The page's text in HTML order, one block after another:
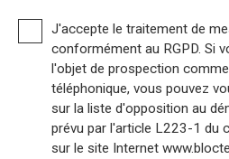
J'accepte le traitement de
conformément au RGPD. Si
l'objet de prospection
téléphonique, vous pouvez
sur la liste d'opposition au
prévu par l'article L223-1 du
sur le site Internet